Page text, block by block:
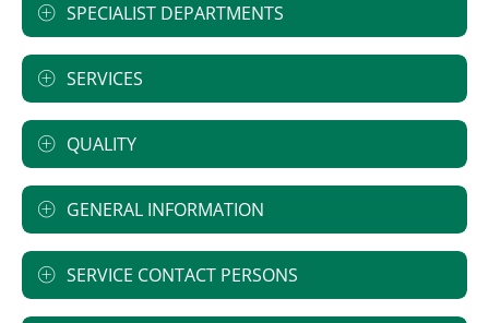
SPECIALIST DEPARTMENTS
SERVICES
QUALITY
GENERAL INFORMATION
SERVICE CONTACT PERSONS